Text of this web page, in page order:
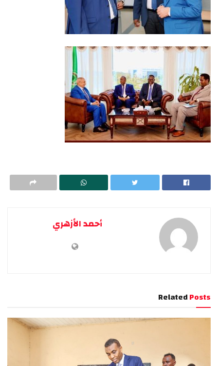
أحمد الأزهري
RelatedPosts